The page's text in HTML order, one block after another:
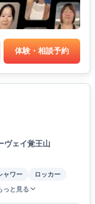
体験・相談予約
ヴェイ覚王山
ャワー
ロッカー
っと見る